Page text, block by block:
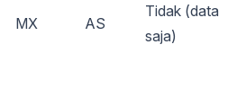
MX AS
Tidak (data
saja)